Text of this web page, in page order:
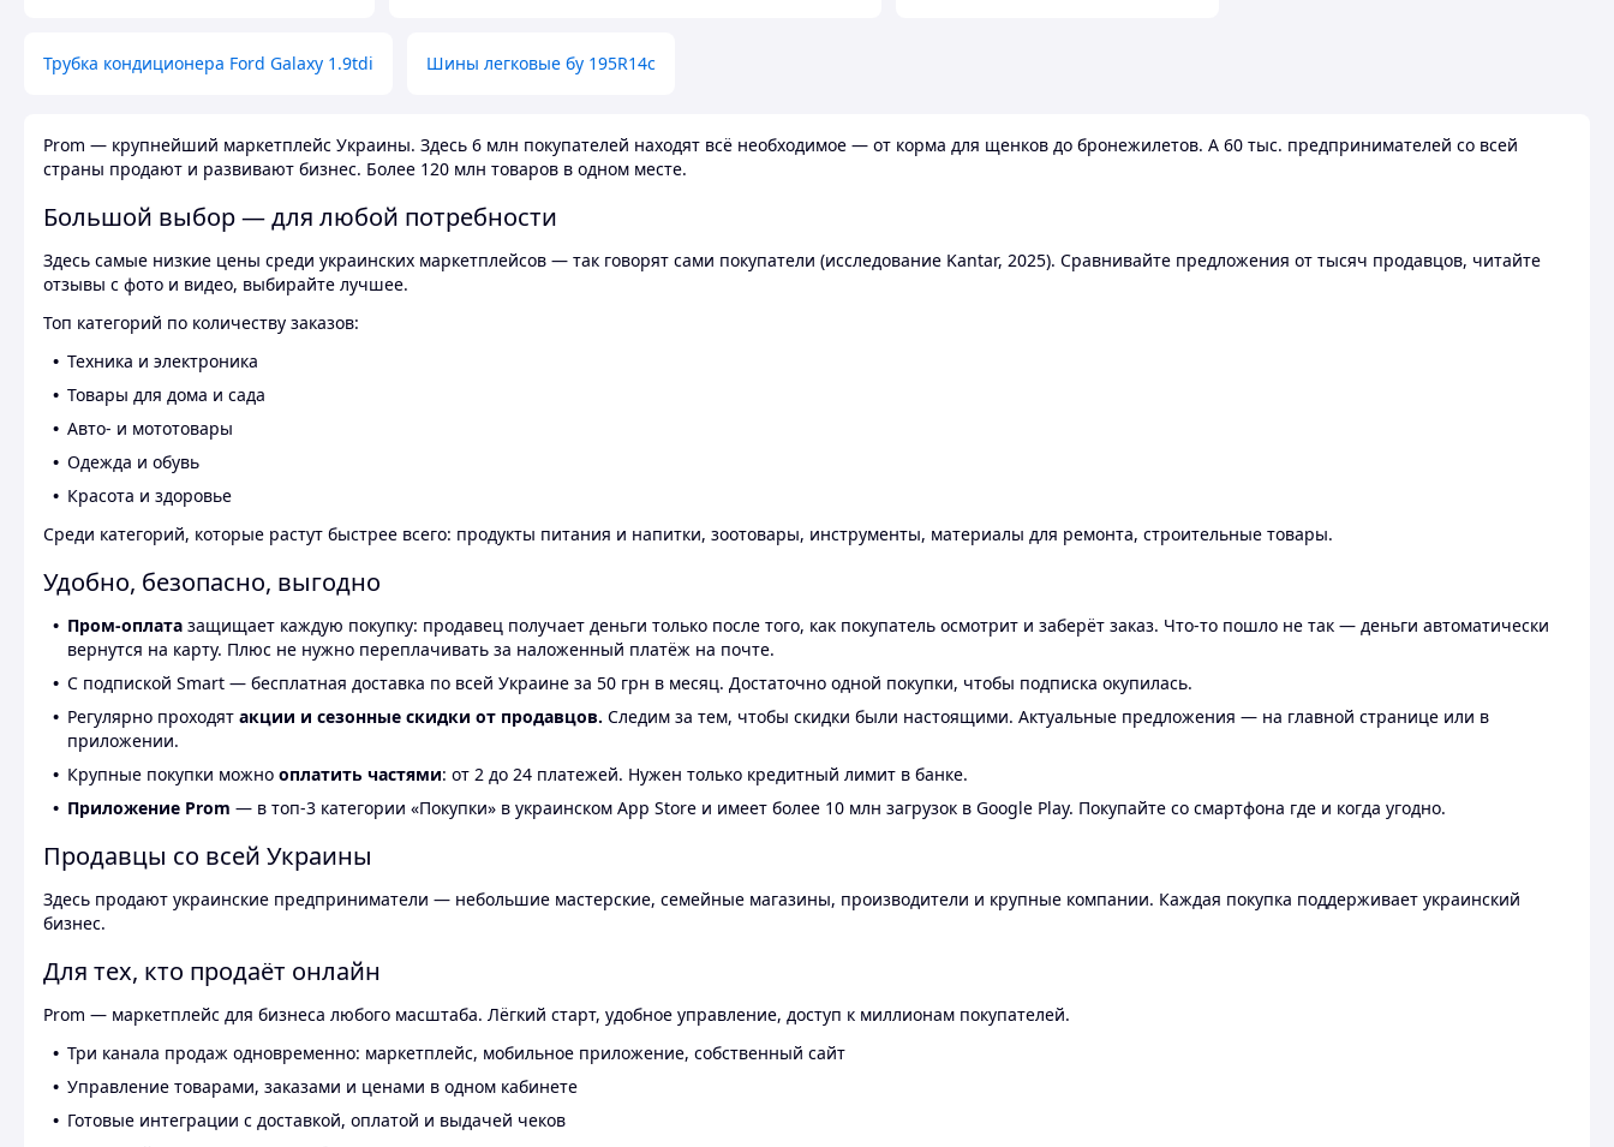
Трубка кондиционера Ford Galaxy 1.9tdi Шины легковые бу 195R14c
Prom — крупнейший маркетплейс Украины. Здесь 6 млн покупателей находят всё необходимое — от корма для щенков до бронежилетов. А 60 тыс. предпринимателей со всей
страны продают и развивают бизнес. Более 120 млн товаров в одном месте.
Большой выбор — для любой потребности
Здесь самые низкие цены среди украинских маркетплейсов — так говорят сами покупатели (исследование Kantar, 2025). Сравнивайте предложения от тысяч продавцов, читайте
отзывы с фото и видео, выбирайте лучшее.
Топ категорий по количеству заказов:
Техника и электроника
Товары для дома и сада
Авто- и мототовары
Одежда и обувь
Красота и здоровье
Среди категорий, которые растут быстрее всего: продукты питания и напитки, зоотовары, инструменты, материалы для ремонта, строительные товары.
Удобно, безопасно, выгодно
Пром-оплата защищает каждую покупку: продавец получает деньги только после того, как покупатель осмотрит и заберёт заказ. Что-то пошло не так — деньги автоматически
вернутся на карту. Плюс не нужно переплачивать за наложенный платёж на почте.
С подпиской Smart — бесплатная доставка по всей Украине за 50 грн в месяц. Достаточно одной покупки, чтобы подписка окупилась.
Регулярно проходят акции и сезонные скидки от продавцов. Следим за тем, чтобы скидки были настоящими. Актуальные предложения — на главной странице или в
приложении.
Крупные покупки можно оплатить частями: от 2 до 24 платежей. Нужен только кредитный лимит в банке.
Приложение Prom — в топ-3 категории «Покупки» в украинском App Store и имеет более 10 млн загрузок в Google Play. Покупайте со смартфона где и когда угодно.
Продавцы со всей Украины
Здесь продают украинские предприниматели — небольшие мастерские, семейные магазины, производители и крупные компании. Каждая покупка поддерживает украинский
бизнес.
Для тех, кто продаёт онлайн
Prom — маркетплейс для бизнеса любого масштаба. Лёгкий старт, удобное управление, доступ к миллионам покупателей.
Три канала продаж одновременно: маркетплейс, мобильное приложение, собственный сайт
Управление товарами, заказами и ценами в одном кабинете
Готовые интеграции с доставкой, оплатой и выдачей чеков